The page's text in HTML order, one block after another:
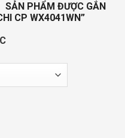
SẢN PHẨM ĐƯỢC GẮN
CP WX4041WN”